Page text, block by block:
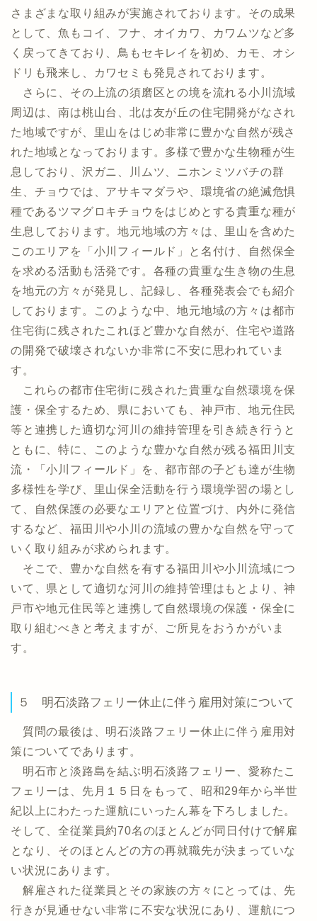
さまざまな取り組みが実施されております。その成果
として、魚もコイ、フナ、オイカワ、カワムツなど多
く戻ってきており、鳥もセキレイを初め、カモ、オシ
ドリも飛来し、カワセミも発見されております。
さらに、その上流の須磨区との境を流れる小川流域
周辺は、南は桃山台、北は友が丘の住宅開発がなされ
た地域ですが、里山をはじめ非常に豊かな自然が残さ
れた地域となっております。多様で豊かな生物種が生
息しており、沢ガニ、川ムツ、ニホンミツバチの群
生、チョウでは、アサキマダラや、環境省の絶滅危惧
種であるツマグロキチョウをはじめとする貴重な種が
生息しております。地元地域の方々は、里山を含めた
このエリアを「小川フィールド」と名付け、自然保全
を求める活動も活発です。各種の貴重な生き物の生息
を地元の方々が発見し、記録し、各種発表会でも紹介
しております。このような中、地元地域の方々は都市
住宅街に残されたこれほど豊かな自然が、住宅や道路
の開発で破壊されないか非常に不安に思われていま
す。
これらの都市住宅街に残された貴重な自然環境を保
護・保全するため、県においても、神戸市、地元住民
等と連携した適切な河川の維持管理を引き続き行うと
ともに、特に、このような豊かな自然が残る福田川支
流・「小川フィールド」を、都市部の子ども達が生物
多様性を学び、里山保全活動を行う環境学習の場とし
て、自然保護の必要なエリアと位置づけ、内外に発信
するなど、福田川や小川の流域の豊かな自然を守って
いく取り組みが求められます。
そこで、豊かな自然を有する福田川や小川流域につ
いて、県として適切な河川の維持管理はもとより、神
戸市や地元住民等と連携して自然環境の保護・保全に
取り組むべきと考えますが、ご所見をおうかがいま
す。
５ 明石淡路フェリー休止に伴う雇用対策について
質問の最後は、明石淡路フェリー休止に伴う雇用対
策についてであります。
明石市と淡路島を結ぶ明石淡路フェリー、愛称たこ
フェリーは、先月１５日をもって、昭和29年から半世
紀以上にわたった運航にいったん幕を下ろしました。
そして、全従業員約70名のほとんどが同日付けで解雇
となり、そのほとんどの方の再就職先が決まっていな
い状況にあります。
解雇された従業員とその家族の方々にとっては、先
行きが見通せない非常に不安な状況にあり、運航につ